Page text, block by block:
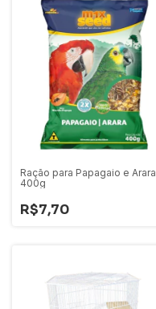
Ração para Papagaio e Arara
400g
R$7,70